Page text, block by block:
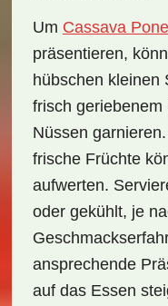
Um Cassava Pone
präsentieren,
hübschen kleinen
frisch
Nüssen
frische Früchte
aufwerten.
oder gekühlt, je
ansprechende
auf das Essen